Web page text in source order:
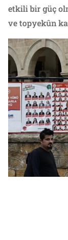
etkili bir güç
ve topyekûn